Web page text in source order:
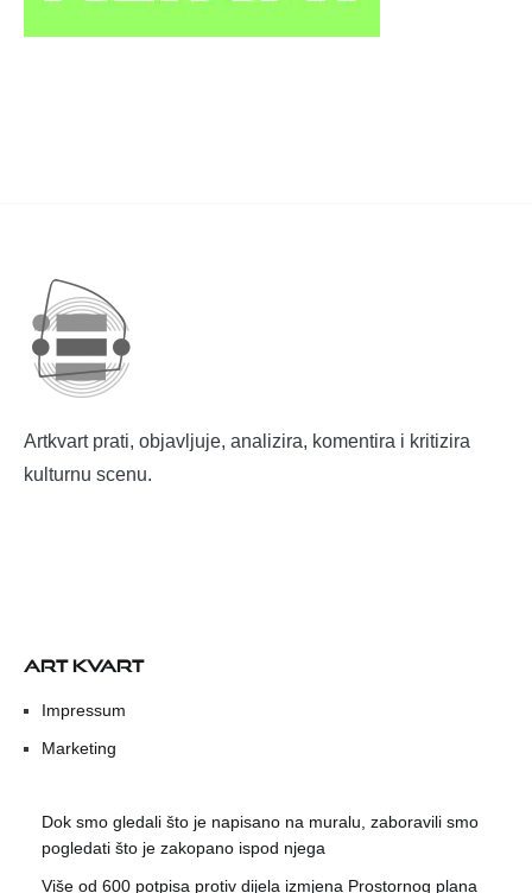
Artkvart prati, objavljuje, analizira, komentira i kritizira
kulturnu scenu.
ART KVART
Impressum
Marketing
Dok smo gledali što je napisano na muralu, zaboravili smo
pogledati što je zakopano ispod njega
Više od 600 potpisa protiv dijela izmjena Prostornog plana